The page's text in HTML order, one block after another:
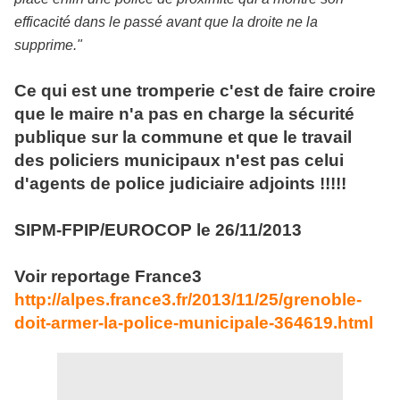
efficacité dans le passé avant que la droite ne la
supprime."
Ce qui est une tromperie c'est de faire croire
que le maire n'a pas en charge la sécurité
publique sur la commune et que le travail
des policiers municipaux n'est pas celui
d'agents de police judiciaire adjoints !!!!!
SIPM-FPIP/EUROCOP le 26/11/2013
Voir reportage France3
http://alpes.france3.fr/2013/11/25/grenoble-
doit-armer-la-police-municipale-364619.html